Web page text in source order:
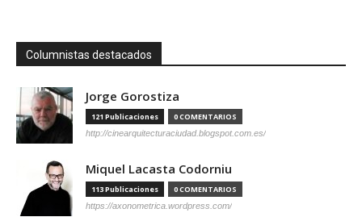
Columnistas destacados
Jorge Gorostiza
121 Publicaciones 0 COMENTARIOS
http://cinearquitecturaciudad.blogspot.com.es/
Miquel Lacasta Codorniu
113 Publicaciones 0 COMENTARIOS
https://axonometrica.wordpress.com/